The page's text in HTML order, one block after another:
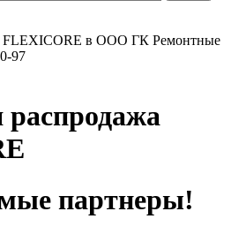
FLEXICORE в ООО ГК Ремонтные
97
партнеры!​​​​​​​